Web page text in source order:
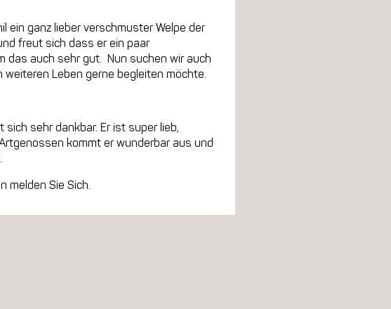
ein ganz lieber verschmuster Welpe der
freut sich dass er ein paar
das auch sehr gut. Nun suchen wir auch
weiteren Leben gerne begleiten möchte.
sehr dankbar. Er ist super lieb,
kommt er wunderbar aus und
melden Sie Sich.